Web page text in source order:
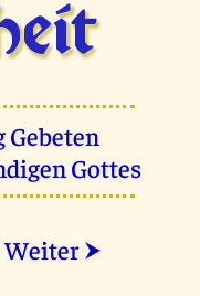
Gebeten
Gottes
Weiter ⮞